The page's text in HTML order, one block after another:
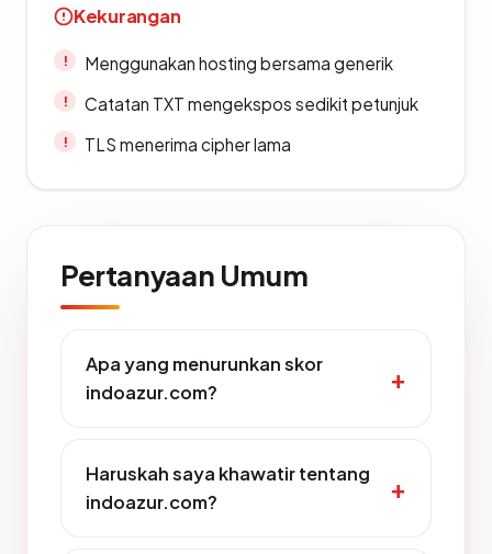
Kekurangan
Menggunakan hosting bersama generik
Catatan TXT mengekspos sedikit petunjuk
TLS menerima cipher lama
Pertanyaan Umum
Apa yang menurunkan skor
indoazur.com?
Haruskah saya khawatir tentang
indoazur.com?